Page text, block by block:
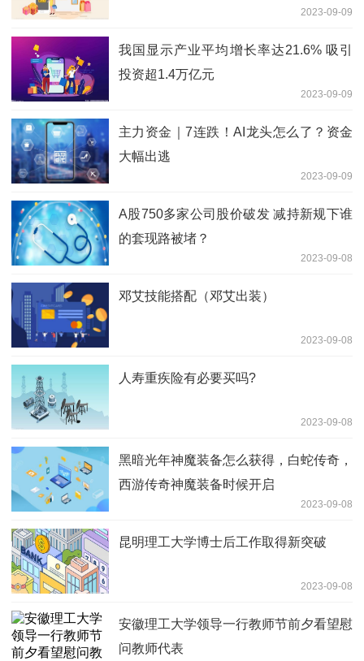
2023-09-09
我国显示产业平均增长率达21.6% 吸引
投资超1.4万亿元
2023-09-09
主力资金｜7连跌！AI龙头怎么了？资金
大幅出逃
2023-09-09
A股750多家公司股价破发 减持新规下谁
的套现路被堵？
2023-09-08
邓艾技能搭配（邓艾出装）
2023-09-08
人寿重疾险有必要买吗?
2023-09-08
黑暗光年神魔装备怎么获得，白蛇传奇，
西游传奇神魔装备时候开启
2023-09-08
昆明理工大学博士后工作取得新突破
2023-09-08
安徽理工大学领导一行教师节前夕看望慰
问教师代表